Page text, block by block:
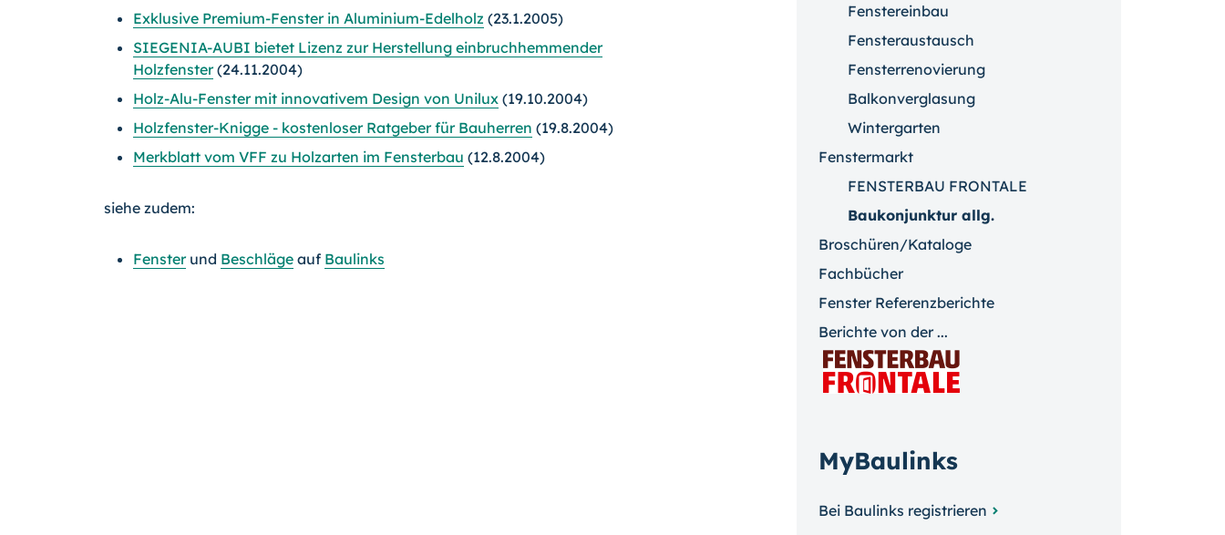
Exklusive Premium-Fenster in Aluminium-Edelholz (23.1.2005)
SIEGENIA-AUBI bietet Lizenz zur Herstellung einbruchhemmender
Holzfenster(24.11.2004)
Holz-Alu-Fenster mit innovativem Design von Unilux (19.10.2004)
Holzfenster-Knigge - kostenloser Ratgeber für Bauherren (19.8.2004)
Merkblatt vom VFF zu Holzarten im Fensterbau (12.8.2004)
siehe zudem:
Fensterund Beschläge auf Baulinks
Fenstereinbau
Fensteraustausch
Fensterrenovierung
Balkonverglasung
Wintergarten
Fenstermarkt
FENSTERBAU FRONTALE
Baukonjunktur allg.
Broschüren/Kataloge
Fachbücher
Fenster Referenzberichte
Berichte von der ...
MyBaulinks
Bei Baulinks registrieren